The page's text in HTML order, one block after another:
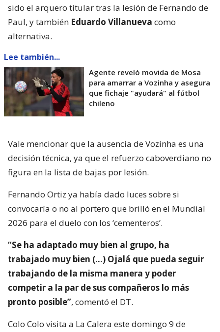
sido el arquero titular tras la lesión de Fernando de
Paul, y también Eduardo Villanueva como
alternativa.
Lee también...
Agente reveló movida de Mosa
para amarrar a Vozinha y asegura
que fichaje "ayudará" al fútbol
chileno
Vale mencionar que la ausencia de Vozinha es una
decisión técnica, ya que el refuerzo caboverdiano no
figura en la lista de bajas por lesión.
Fernando Ortiz ya había dado luces sobre si
convocaría o no al portero que brilló en el Mundial
2026 para el duelo con los ‘cementeros’.
“Se ha adaptado muy bien al grupo, ha
trabajado muy bien (…) Ojalá que pueda seguir
trabajando de la misma manera y poder
competir a la par de sus compañeros lo más
pronto posible”, comentó el DT.
Colo Colo visita a La Calera este domingo 9 de